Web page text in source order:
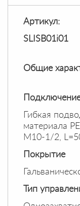
Артикул:
SLISB01i01
Общие
Гибкая
материала
M10-1/2,
Покрытие
Тип